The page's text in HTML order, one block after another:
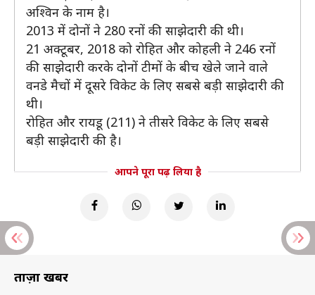
अश्विन के नाम है।
2013 में दोनों ने 280 रनों की साझेदारी की थी।
21 अक्टूबर, 2018 को रोहित और कोहली ने 246 रनों
की साझेदारी करके दोनों टीमों के बीच खेले जाने वाले
वनडे मैचों में दूसरे विकेट के लिए सबसे बड़ी साझेदारी की
थी।
रोहित और रायडू (211) ने तीसरे विकेट के लिए सबसे
बड़ी साझेदारी की है।
आपने पूरा पढ़ लिया है
ताज़ा खबरें